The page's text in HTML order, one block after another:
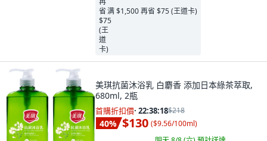
满 $1,500 再省 $75 (王道卡)
美琪抗菌沐浴乳 白麝香 添加日本綠茶萃取,
680ml, 2瓶
首購折扣價· 22:38:16$218
40% $130 ($9.56/100ml)